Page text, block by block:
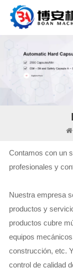
Contamos con un
profesionales y
Nuestra empresa
productos y
productos cubre
equipos
construcción, etc.
control de calidad